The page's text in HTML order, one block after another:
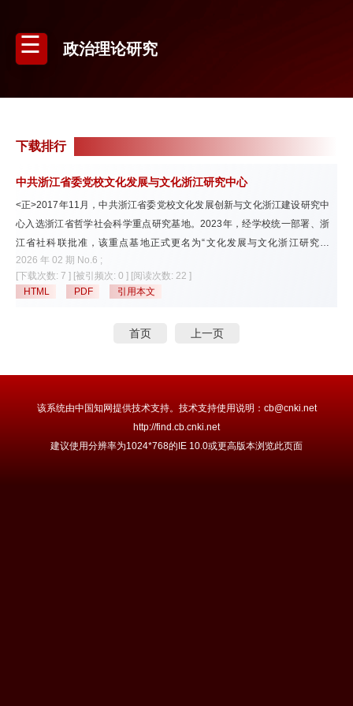
政治理论研究
下载排行
中共浙江省委党校文化发展与文化浙江研究中心
<正>2017年11月，中共浙江省委党校文化发展创新与文化浙江建设研究中
心入选浙江省哲学社会科学重点研究基地。2023年，经学校统一部署、浙
江省社科联批准，该重点基地正式更名为“文化发展与文化浙江研究中
心”（以下简称中心）。中心围绕中国特色社会主义文化发展大局，立足文
化强省建设目标与浙江历史文化挖掘研究，汇聚省内外研究力量，着力打造
兼具地域底蕴与开放视野的高水平文化研究团队。
2026 年 02 期 No.6 ;
[下载次数: 7 ] [被引频次: 0 ] [阅读次数: 22 ]
HTML
PDF 引用本文
首页 上一页
该系统由中国知网提供技术支持。技术支持使用说明：cb@cnki.net
http://find.cb.cnki.net
建议使用分辨率为1024*768的IE 10.0或更高版本浏览此页面